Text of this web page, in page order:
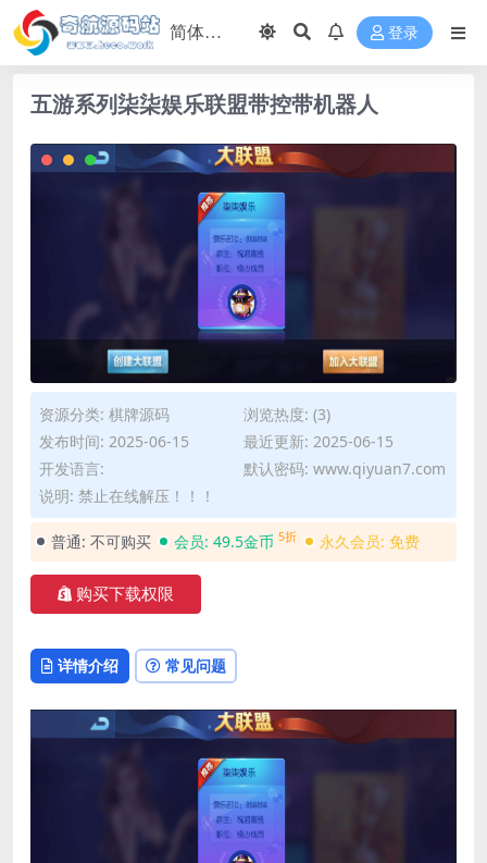
登录
五游系列柒柒娱乐联盟带控带机器人
资源分类: 棋牌源码
浏览热度: (3)
发布时间: 2025-06-15
最近更新: 2025-06-15
开发语言:
默认密码: www.qiyuan7.com
说明: 禁止在线解压！！！
普通: 不可购买 会员: 49.5金币 5折 永久会员: 免费
购买下载权限
详情介绍 常见问题